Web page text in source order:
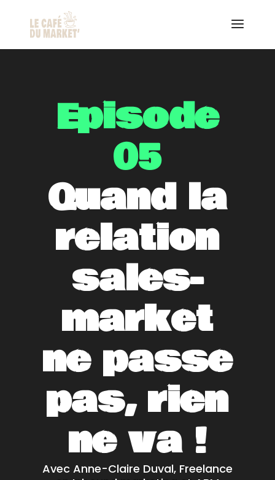
Episode
05
Quand la
relation
sales-
market
ne passe
pas, rien
ne va !
Avec Anne-Claire Duval, Freelance